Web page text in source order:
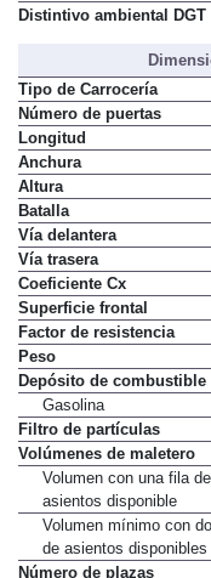
Normativa de emisiones
Tipo de Carrocería
Número de puertas
Longitud
Anchura
Altura
Batalla
Vía delantera
Vía trasera
Coeficiente Cx
Superficie frontal
Factor de resistencia
Peso
Depósito de combustible
Gasolina
Filtro de partículas
Volúmenes de maletero
Volumen con una fila de
asientos disponible
Volumen mínimo con
de asientos disponibles